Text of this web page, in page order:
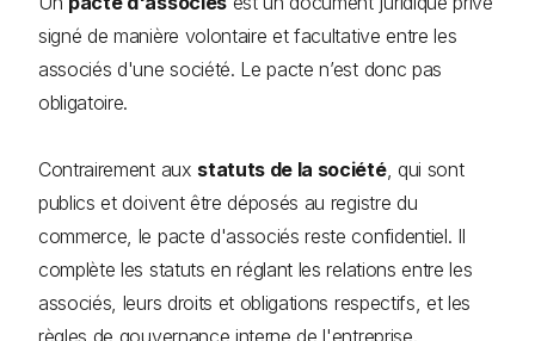
signé de manière volontaire et facultative entre les
associés d'une société. Le pacte n’est donc pas
obligatoire.
Contrairement aux statuts de la société, qui sont
publics et doivent être déposés au registre du
commerce, le pacte d'associés reste confidentiel. Il
complète les statuts en réglant les relations entre les
associés, leurs droits et obligations respectifs, et les
règles de gouvernance interne de l'entreprise.